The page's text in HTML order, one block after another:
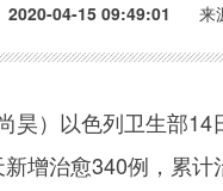
2020-04-15 09:49:01 来
）以色列卫生部14
增治愈340例，累